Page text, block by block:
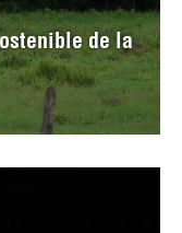
de la